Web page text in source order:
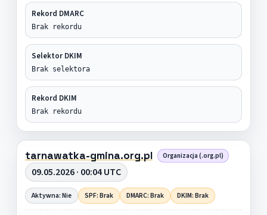
Rekord DMARC
Brak rekordu
Selektor DKIM
Brak selektora
Rekord DKIM
Brak rekordu
tarnawatka-gmina.org.pl Organizacja (.org.pl)
09.05.2026 · 00:04 UTC
Aktywna: Nie SPF: Brak DMARC: Brak DKIM: Brak